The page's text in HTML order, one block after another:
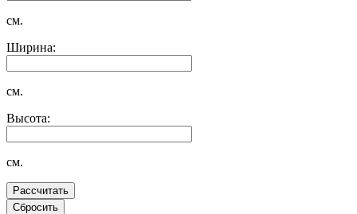
см.
Ширина:
см.
Высота:
см.